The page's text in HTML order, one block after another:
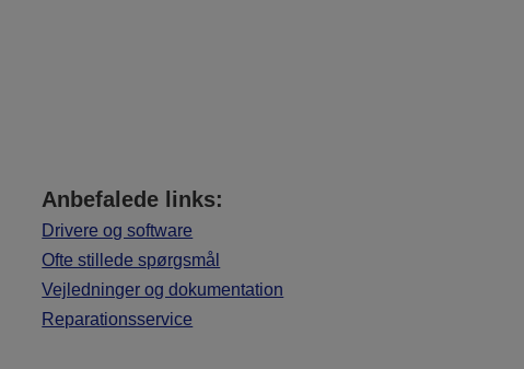
Anbefalede links:
Drivere og software
Ofte stillede spørgsmål
Vejledninger og dokumentation
Reparationsservice